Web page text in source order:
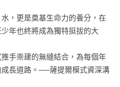
，更是奠基生命力的養分，在
年也終將成為獨特挺拔的大
手崇建的無縫結合，為每個年
長道路。──薩提爾模式資深溝